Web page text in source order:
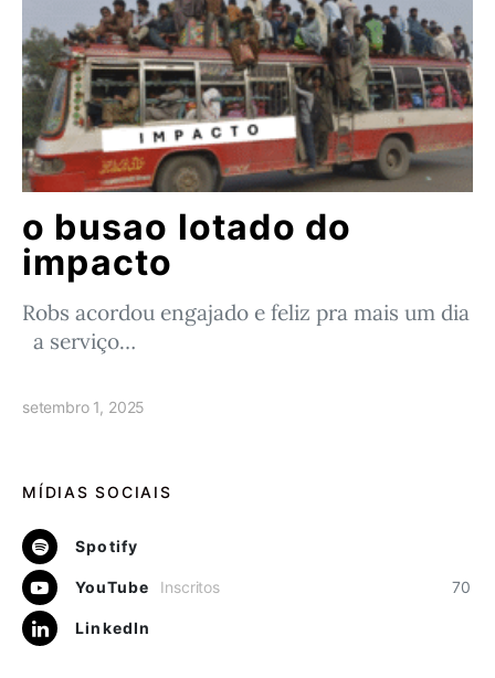
o busao lotado do
impacto
Robs acordou engajado e feliz pra mais um dia
a serviço…
setembro 1, 2025
MÍDIAS SOCIAIS
Spotify
YouTube 70
Inscritos
LinkedIn